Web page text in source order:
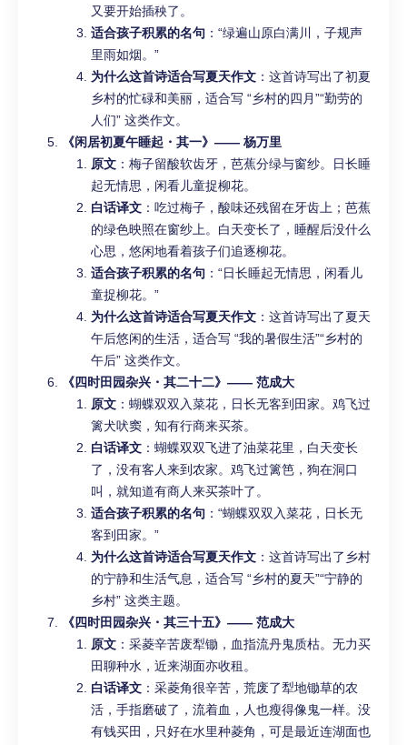
又要开始插秧了。
适合孩子积累的名句 ：“绿遍山原白满川，子规声
里雨如烟。”
为什么这首诗适合写夏天作文 ：这首诗写出了初夏
乡村的忙碌和美丽，适合写 “乡村的四月”“勤劳的
人们” 这类作文。
《闲居初夏午睡起・其一》—— 杨万里
原文 ：梅子留酸软齿牙，芭蕉分绿与窗纱。日长睡
起无情思，闲看儿童捉柳花。
白话译文 ：吃过梅子，酸味还残留在牙齿上；芭蕉
的绿色映照在窗纱上。白天变长了，睡醒后没什么
心思，悠闲地看着孩子们追逐柳花。
适合孩子积累的名句 ：“日长睡起无情思，闲看儿
童捉柳花。”
为什么这首诗适合写夏天作文 ：这首诗写出了夏天
午后悠闲的生活，适合写 “我的暑假生活”“乡村的
午后” 这类作文。
《四时田园杂兴・其二十二》—— 范成大
原文 ：蝴蝶双双入菜花，日长无客到田家。鸡飞过
篱犬吠窦，知有行商来买茶。
白话译文 ：蝴蝶双双飞进了油菜花里，白天变长
了，没有客人来到农家。鸡飞过篱笆，狗在洞口
叫，就知道有商人来买茶叶了。
适合孩子积累的名句 ：“蝴蝶双双入菜花，日长无
客到田家。”
为什么这首诗适合写夏天作文 ：这首诗写出了乡村
的宁静和生活气息，适合写 “乡村的夏天”“宁静的
乡村” 这类主题。
《四时田园杂兴・其三十五》—— 范成大
原文 ：采菱辛苦废犁锄，血指流丹鬼质枯。无力买
田聊种水，近来湖面亦收租。
白话译文 ：采菱角很辛苦，荒废了犁地锄草的农
活，手指磨破了，流着血，人也瘦得像鬼一样。没
有钱买田，只好在水里种菱角，可是最近连湖面也